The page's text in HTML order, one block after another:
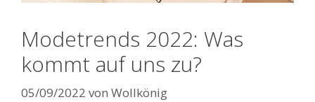
Modetrends 2022: Was
kommt auf uns zu?
05/09/2022 von Wollkönig